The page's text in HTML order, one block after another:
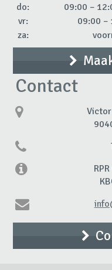
do:
09:00 –
vr:
09:00 –
za:
Contact